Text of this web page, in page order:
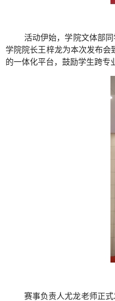
活动伊始，学院文体部
学院院长王梓龙为本次发布会
的一体化平台，鼓励学生跨专
赛事负责人尤龙老师正